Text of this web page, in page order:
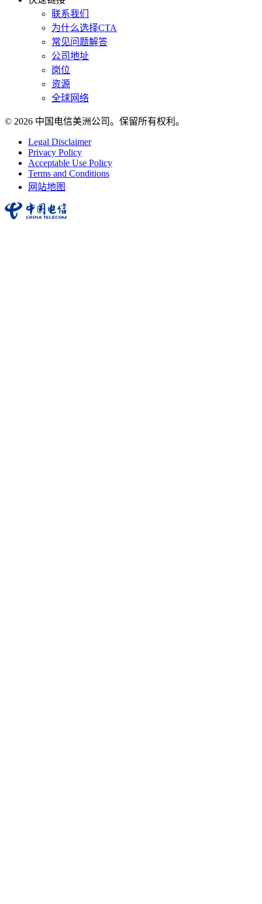
联系我们
为什么选择CTA
常见问题解答
公司地址
岗位
资源
全球网络
© 2026 中国电信美洲公司。保留所有权利。
Legal Disclaimer
Privacy Policy
Acceptable Use Policy
Terms and Conditions
网站地图